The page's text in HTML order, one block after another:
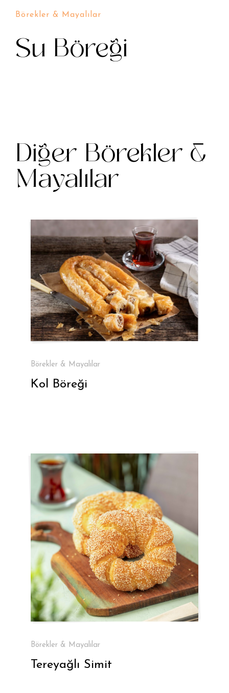
Börekler & Mayalılar
Su Böreği
Diğer Börekler &
Mayalılar
Börekler & Mayalılar
Kol Böreği
Börekler & Mayalılar
Tereyağlı Simit